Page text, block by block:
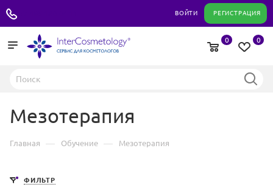
ВОЙТИ РЕГИСТРАЦИЯ
0
0
Мезотерапия
Главная — Обучение — Мезотерапия
ФИЛЬТР